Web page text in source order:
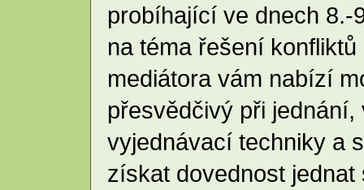
probíhající ve dnech 8.-
na téma řešení
mediátora vám nabízí
přesvědčivý při
vyjednávací techniky a
získat dovednost